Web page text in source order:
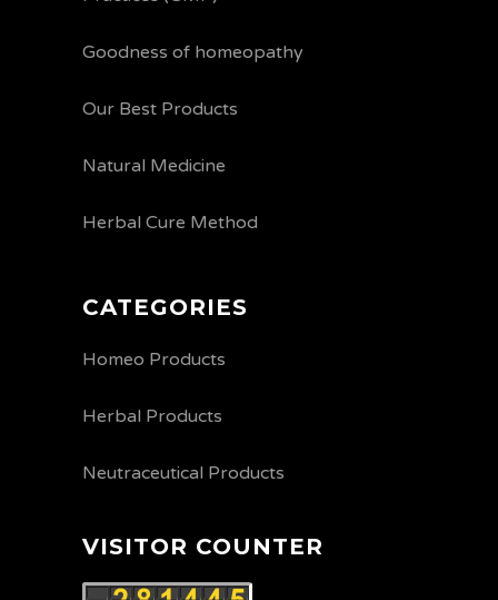
Goodness of homeopathy
Our Best Products
Natural Medicine
Herbal Cure Method
CATEGORIES
Homeo Products
Herbal Products
Neutraceutical Products
VISITOR COUNTER